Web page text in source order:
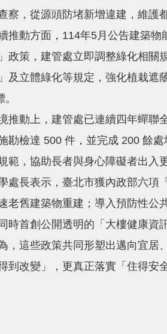
察，從源頭防堵新增違建，維護
動方面，114年5月公告建築物
政策，建管處立即調整綠化相關
及立體綠化等規定，強化植栽
動上，建管處已連續四年蟬聯
勘檢達 500 件，並完成 200 餘
範，協助長者與身心障礙者出入
長表示，臺北市獲內政部六項
老舊建築物重建；導入預防性公
時首創公開透明的「大樓健康資
，這些政策共同形塑出邁向宜居
到改變」，更真正落實「住得安